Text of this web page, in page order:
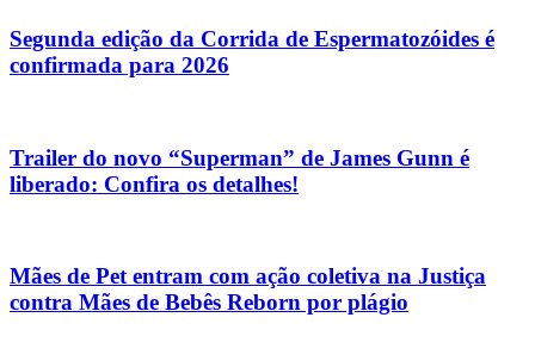
Segunda edição da Corrida de Espermatozóides é
confirmada para 2026
Trailer do novo “Superman” de James Gunn é
liberado: Confira os detalhes!
Mães de Pet entram com ação coletiva na Justiça
contra Mães de Bebês Reborn por plágio